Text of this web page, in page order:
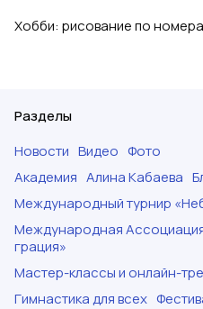
Хобби: рисование по
Разделы
Новости Видео Фото
Академия Алина Кабаева
Международный турнир
Международная
грация»
Мастер-классы и онлайн-
Гимнастика для всех